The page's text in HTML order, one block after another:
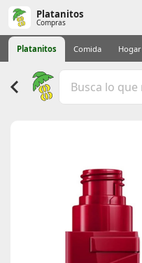
Platanitos
Compras
Platanitos Comida Hogar